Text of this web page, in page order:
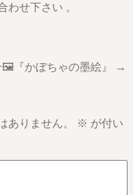
わせ下さい 。
🖼️『かぼちゃの墨絵』 →
ありません。
※ が付い